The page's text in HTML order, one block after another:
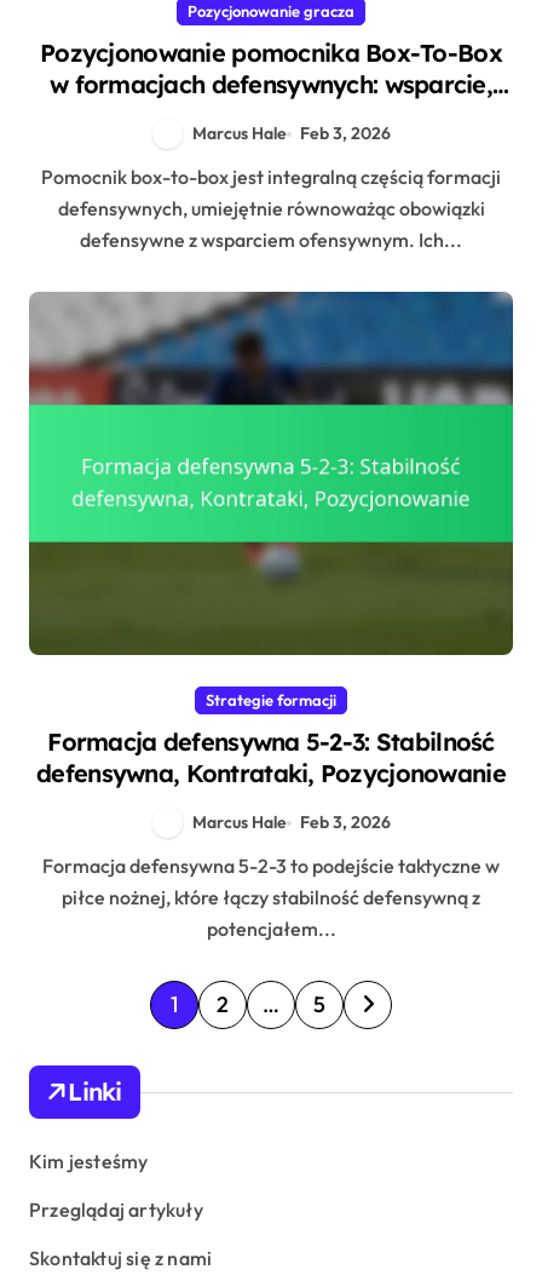
Pozycjonowanie gracza
Pozycjonowanie pomocnika Box-To-Box
w formacjach defensywnych: wsparcie,
Marcus Hale Feb 3, 2026
Pomocnik box-to-box jest integralną częścią formacji
defensywnych, umiejętnie równoważąc obowiązki
defensywne z wsparciem ofensywnym. Ich...
Strategie formacji
Formacja defensywna 5-2-3: Stabilność
defensywna, Kontrataki, Pozycjonowanie
Marcus Hale Feb 3, 2026
Formacja defensywna 5-2-3 to podejście taktyczne w
piłce nożnej, które łączy stabilność defensywną z
potencjałem...
P
o
p
1 2 … 5
Linki
Kim jesteśmy
Przeglądaj artykuły
Skontaktuj się z nami